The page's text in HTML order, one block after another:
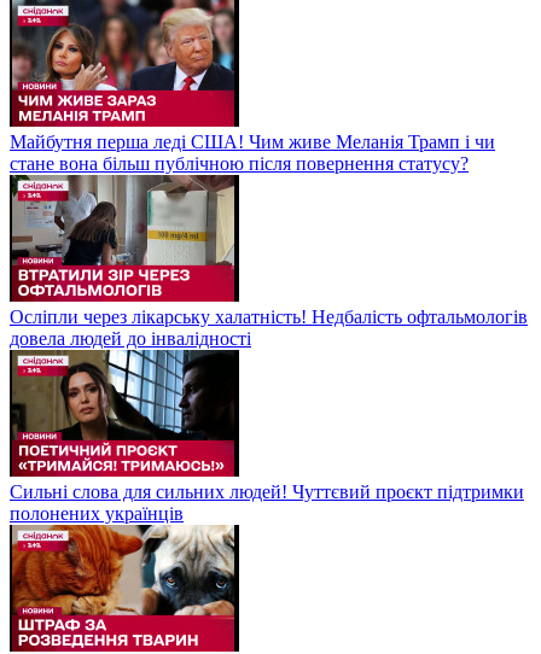
Майбутня перша леді США! Чим живе Меланія Трамп і чи
стане вона більш публічною після повернення статусу?
Осліпли через лікарську халатність! Недбалість офтальмологів
довела людей до інвалідності
Сильні слова для сильних людей! Чуттєвий проєкт підтримки
полонених українців